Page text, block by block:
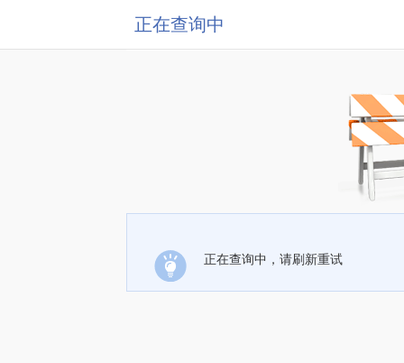
正在查询中
正在查询中，请刷新重试